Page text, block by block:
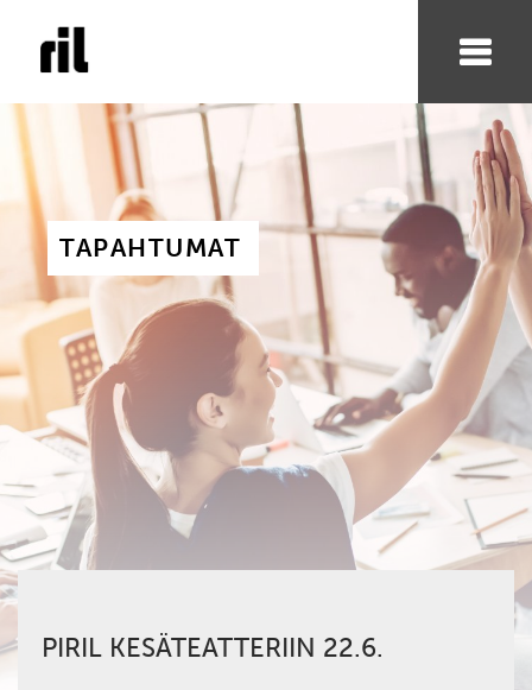
TAPAHTUMAT
PIRIL KESÄTEATTERIIN 22.6.